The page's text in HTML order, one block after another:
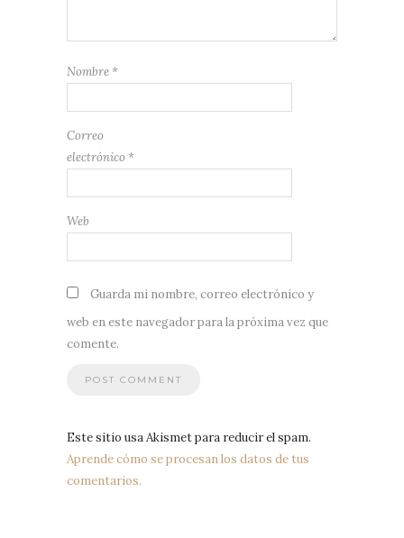
Nombre *
Correo
electrónico *
Web
Guarda mi nombre, correo electrónico y
web en este navegador para la próxima vez que
comente.
Este sitio usa Akismet para reducir el spam.
Aprende cómo se procesan los datos de tus
comentarios.